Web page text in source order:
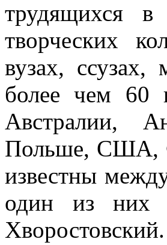
трудящихся в
творческих
вузах,
более чем 60
Австралии,
Польше, США,
известны
один из них
Хворостовский.